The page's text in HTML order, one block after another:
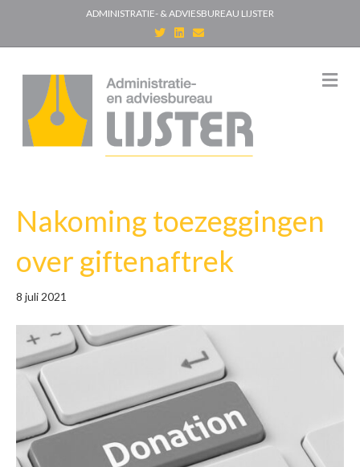
ADMINISTRATIE- & ADVIESBUREAU LIJSTER
T
w
i
e
r
n
d
i
n
E
m
a
M
e
Nakoming toezeggingen
over giftenaftrek
8 juli 2021